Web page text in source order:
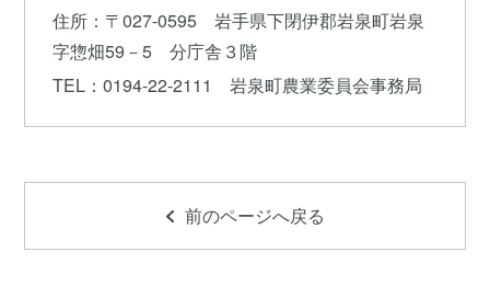
住所 ：〒027-0595 岩手県下閉伊郡岩泉町岩泉
字惣畑59－5 分庁舎３階
TEL ：0194-22-2111 岩泉町農業委員会事務局
前のページへ戻る